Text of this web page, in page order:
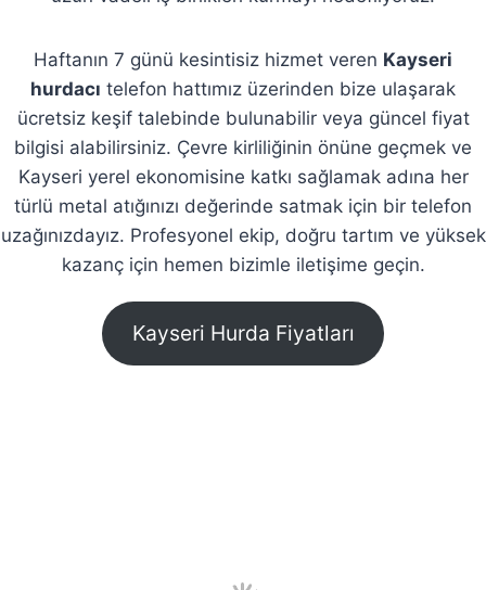
Haftanın 7 günü kesintisiz hizmet veren Kayseri
hurdacı telefon hattımız üzerinden bize ulaşarak
ücretsiz keşif talebinde bulunabilir veya güncel fiyat
bilgisi alabilirsiniz. Çevre kirliliğinin önüne geçmek ve
Kayseri yerel ekonomisine katkı sağlamak adına her
türlü metal atığınızı değerinde satmak için bir telefon
uzağınızdayız. Profesyonel ekip, doğru tartım ve yüksek
kazanç için hemen bizimle iletişime geçin.
Kayseri Hurda Fiyatları